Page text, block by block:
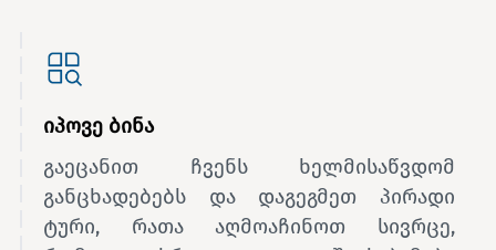
იპოვე ბინა
გაეცანით ჩვენს ხელმისაწვდომ
განცხადებებს და დაგეგმეთ პირადი
ტური, რათა აღმოაჩინოთ სივრცე,